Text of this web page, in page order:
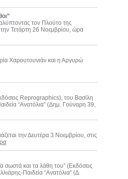
τον Πλούτο της
Τετάρτη 26 Νοεμβρίου, ώρα
Χαρουτουνιάν και η Αργυρώ
Reprographics), του Βασίλη
“Ανατόλια” (Δημ. Γούναρη 39,
την Δευτέρα 3 Νοεμβρίου, στις
σωστά και τα λάθη του” (Εκδόσεις
Παιδεία “Ανατόλια” (Δ.